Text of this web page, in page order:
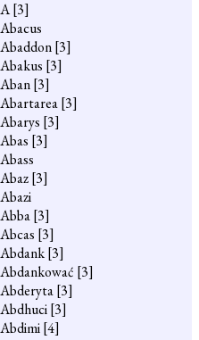
A[3]
Abacus
Abaddon[3]
Abakus [3]
Aban[3]
Abartarea[3]
Abarys [3]
Abas [3]
Abass
Abaz[3]
Abazi
Abba[3]
Abcas [3]
Abdank[3]
Abdankować [3]
Abderyta[3]
Abdhuci[3]
Abdimi[4]